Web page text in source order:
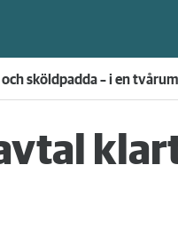
– 40 år senare: "Flera